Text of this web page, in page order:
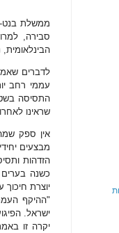
ממשלת בנט-
סבירה,
לדברים
עממי רחב
התסיסה
שראינו
אין ספק
מבצעים
הזדהות
כשנה
יוצרת
"ההיקף
ישראל.
יקרה זו